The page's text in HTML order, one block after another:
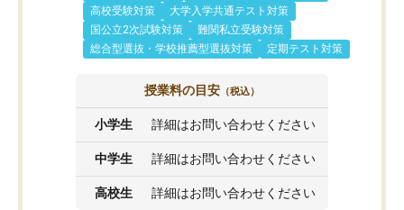
高校受験対策
大学入学共通テスト対策
国公立2次試験対策
難関私立受験対策
総合型選抜・学校推薦型選抜対策
定期テスト対策
授業料の目安 （税込）
小学生 詳細はお問い合わせください
中学生 詳細はお問い合わせください
高校生 詳細はお問い合わせください